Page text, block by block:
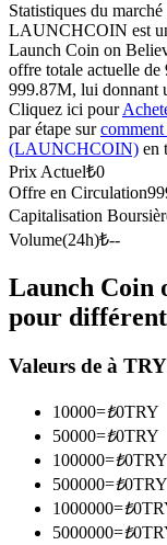
Futures
Rejoignez les
Devenez un
Statistiques du
LAUNCHCOIN est
Launch Coin on
offre totale actuelle
999.87M, lui donnant
Cliquez ici pour
par étape sur
(LAUNCHCOIN) en
Prix Actuel₺0
Offre en Circulation
Capitalisation
Volume(24h)₺--
Launch Coin
pour
Valeurs de à
10000=₺0TRY
50000=₺0TRY
100000=₺0TRY
500000=₺0TRY
1000000=₺0
5000000=₺0